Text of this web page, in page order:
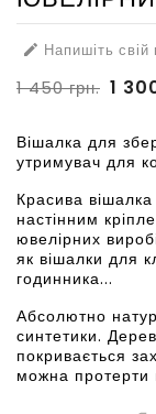
 Напишіть свій
1 450 грн. 1
Вішалка для
утримувач для
Красива
настінним
ювелірних
як вішалки для
годинника...
Абсолютно
синтетики.
покривається
можна протерти